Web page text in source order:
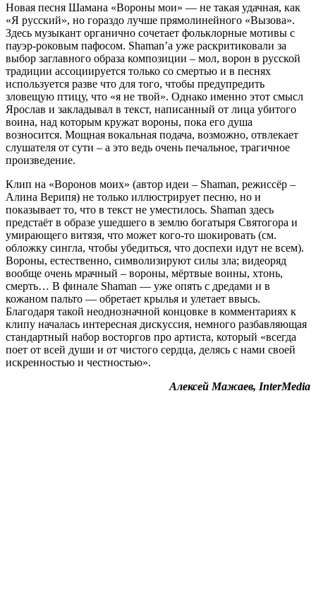
Новая песня Шамана «Вороны мои» — не такая удачная, как
«Я русский», но гораздо лучше прямолинейного «Вызова».
Здесь музыкант органично сочетает фольклорные мотивы с
пауэр-роковым пафосом. Shaman’а уже раскритиковали за
выбор заглавного образа композиции – мол, ворон в русской
традиции ассоциируется только со смертью и в песнях
используется разве что для того, чтобы предупредить
зловещую птицу, что «я не твой». Однако именно этот смысл
Ярослав и закладывал в текст, написанный от лица убитого
воина, над которым кружат вороны, пока его душа
возносится. Мощная вокальная подача, возможно, отвлекает
слушателя от сути – а это ведь очень печальное, трагичное
произведение.
Клип на «Воронов моих» (автор идеи – Shaman, режиссёр –
Алина Верипя) не только иллюстрирует песню, но и
показывает то, что в текст не уместилось. Shaman здесь
предстаёт в образе ушедшего в землю богатыря Святогора и
умирающего витязя, что может кого-то шокировать (см.
обложку сингла, чтобы убедиться, что доспехи идут не всем).
Вороны, естественно, символизируют силы зла; видеоряд
вообще очень мрачный – вороны, мёртвые воины, хтонь,
смерть… В финале Shaman — уже опять с дредами и в
кожаном пальто — обретает крылья и улетает ввысь.
Благодаря такой неоднозначной концовке в комментариях к
клипу началась интересная дискуссия, немного разбавляющая
стандартный набор восторгов про артиста, который «всегда
поет от всей души и от чистого сердца, делясь с нами своей
искренностью и честностью».
Алексей Мажаев, InterMedia